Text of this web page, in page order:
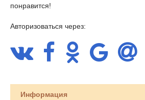
понравится!
Авторизоваться через:
Информация